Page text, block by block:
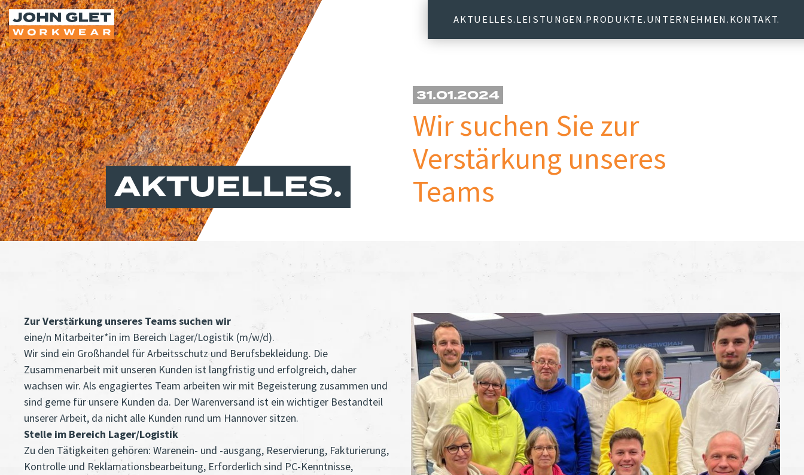
AKTUELLES LEISTUNGEN PRODUKTE UNTERNEHMEN KONTAKT
AKTUELLES
Wir suchen Sie zur
Verstärkung unseres
Teams
31.01.2024
Zur Verstärkung unseres Teams suchen wir
eine/n Mitarbeiter*in im Bereich Lager/Logistik (m/w/d).
Wir sind ein Großhandel für Arbeitsschutz und Berufsbekleidung. Die
Zusammenarbeit mit unseren Kunden ist langfristig und erfolgreich, daher
wachsen wir. Als engagiertes Team arbeiten wir mit Begeisterung zusammen und
sind gerne für unsere Kunden da. Der Warenversand ist ein wichtiger Bestandteil
unserer Arbeit, da nicht alle Kunden rund um Hannover sitzen.
Stelle im Bereich Lager/Logistik
Zu den Tätigkeiten gehören: Warenein- und -ausgang, Reservierung, Fakturierung,
Kontrolle und Reklamationsbearbeitung, Erforderlich sind PC-Kenntnisse,